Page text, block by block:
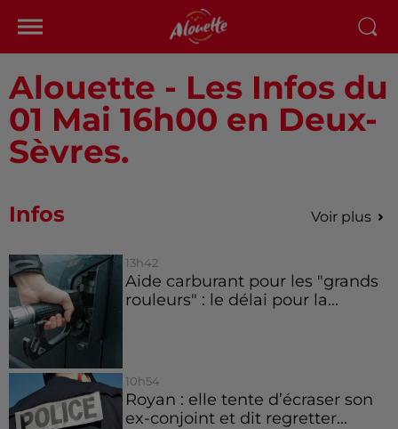
Alouette - Les Infos du
01 Mai 16h00 en Deux-
Sèvres.
Infos Voir plus
13h42
Aide carburant pour les "grands
rouleurs" : le délai pour la...
10h54
Royan : elle tente d’écraser son
ex-conjoint et dit regretter...